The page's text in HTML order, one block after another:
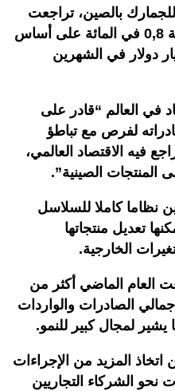
بالصين، تراجعت
واردات وصادرات الصين بنسبة 0,8 في المائة على أساس
حوالي 899,52 مليار دولار في الشهرين
في العالم “قادر على
لفرص مع تباطؤ
فيه الاقتصاد العالمي،
الصينية”.
نظاما كاملا للسلاسل
تعديل منتجاتها
الخارجية.
العام الماضي أكثر من
بلغ إجمالي الصادرات والواردات
اتخاذ المزيد من الإجراءات
نحو الشركاء التجاريين